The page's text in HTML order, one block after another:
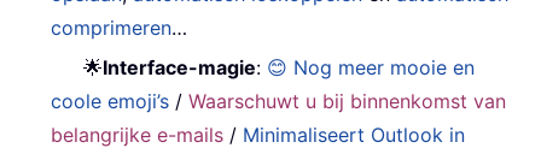
comprimeren…
🌟Interface-magie: 😊 Nog meer mooie en
coole emoji’s /Waarschuwt u bij binnenkomst van
belangrijke e-mails / Minimaliseert Outlook in